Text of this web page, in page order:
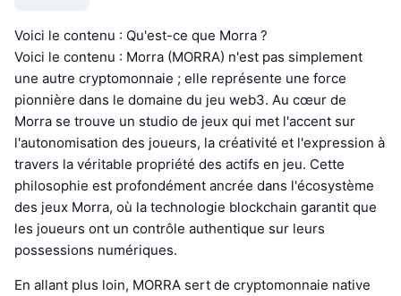
Voici le contenu : Qu'est-ce que Morra ?
Voici le contenu : Morra (MORRA) n'est pas simplement
une autre cryptomonnaie ; elle représente une force
pionnière dans le domaine du jeu web3. Au cœur de
Morra se trouve un studio de jeux qui met l'accent sur
l'autonomisation des joueurs, la créativité et l'expression à
travers la véritable propriété des actifs en jeu. Cette
philosophie est profondément ancrée dans l'écosystème
des jeux Morra, où la technologie blockchain garantit que
les joueurs ont un contrôle authentique sur leurs
possessions numériques.
En allant plus loin, MORRA sert de cryptomonnaie native